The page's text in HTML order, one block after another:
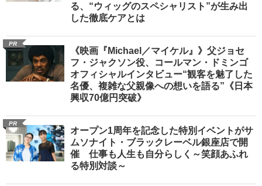
る、“ウィッグのスペシャリスト”が生み出
した徹底ケアとは
PR
《映画『Michael／マイケル』》父ジョセ
フ・ジャクソン役、コールマン・ドミンゴ
オフィシャルインタビュー“観客を魅了した
名優、複雑な父親像への想いを語る”《日本
興収70億円突破》
PR
オープン1周年を記念した特別イベントがサ
ムソナイト・ブラックレーベル銀座店で開
催 仕事も人生も自分らしく～笑顔あふれ
る特別対談～